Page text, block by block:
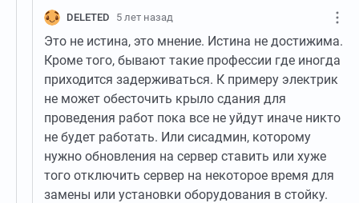
DELETED 5 лет назад
Это не истина, это мнение. Истина не достижима.
Кроме того, бывают такие профессии где иногда
приходится задерживаться. К примеру электрик
не может обесточить крыло сдания для
проведения работ пока все не уйдут иначе никто
не будет работать. Или сисадмин, которому
нужно обновления на сервер ставить или хуже
того отключить сервер на некоторое время для
замены или установки оборудования в стойку.